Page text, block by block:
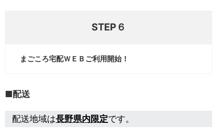
STEP６
まごころ宅配ＷＥＢご利用開始！
■配送
配送地域は長野県内限定です。